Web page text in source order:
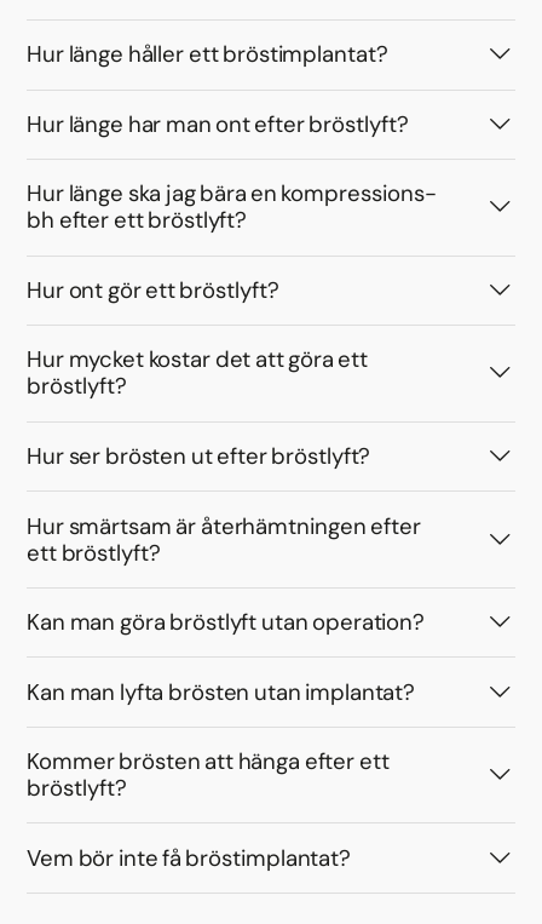
Hur länge håller ett bröstimplantat?
Hur länge har man ont efter bröstlyft?
Hur länge ska jag bära en kompressions-
bh efter ett bröstlyft?
Hur ont gör ett bröstlyft?
Hur mycket kostar det att göra ett
bröstlyft?
Hur ser brösten ut efter bröstlyft?
Hur smärtsam är återhämtningen efter
ett bröstlyft?
Kan man göra bröstlyft utan operation?
Kan man lyfta brösten utan implantat?
Kommer brösten att hänga efter ett
bröstlyft?
Vem bör inte få bröstimplantat?